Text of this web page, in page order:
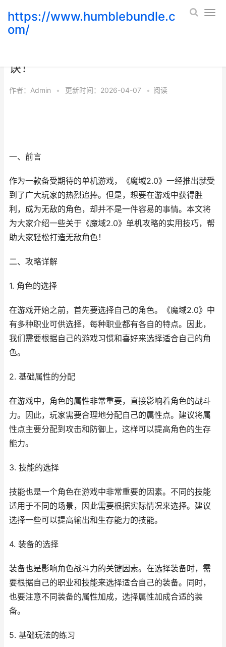
https://www.humblebundle.c
om/
诀！
作者： Admin • 更新时间：2026-04-07 • 阅读
一、前言
作为一款备受期待的单机游戏，《魔域2.0》一经推出就受
到了广大玩家的热烈追捧。但是，想要在游戏中获得胜
利，成为无敌的角色，却并不是一件容易的事情。本文将
为大家介绍一些关于《魔域2.0》单机攻略的实用技巧，帮
助大家轻松打造无敌角色！
二、攻略详解
1. 角色的选择
在游戏开始之前，首先要选择自己的角色。《魔域2.0》中
有多种职业可供选择，每种职业都有各自的特点。因此，
我们需要根据自己的游戏习惯和喜好来选择适合自己的角
色。
2. 基础属性的分配
在游戏中，角色的属性非常重要，直接影响着角色的战斗
力。因此，玩家需要合理地分配自己的属性点。建议将属
性点主要分配到攻击和防御上，这样可以提高角色的生存
能力。
3. 技能的选择
技能也是一个角色在游戏中非常重要的因素。不同的技能
适用于不同的场景，因此需要根据实际情况来选择。建议
选择一些可以提高输出和生存能力的技能。
4. 装备的选择
装备也是影响角色战斗力的关键因素。在选择装备时，需
要根据自己的职业和技能来选择适合自己的装备。同时，
也要注意不同装备的属性加成，选择属性加成合适的装
备。
5. 基础玩法的练习